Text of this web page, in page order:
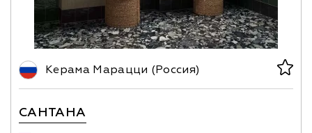
Керама Марацци (Россия)
САНТАНА